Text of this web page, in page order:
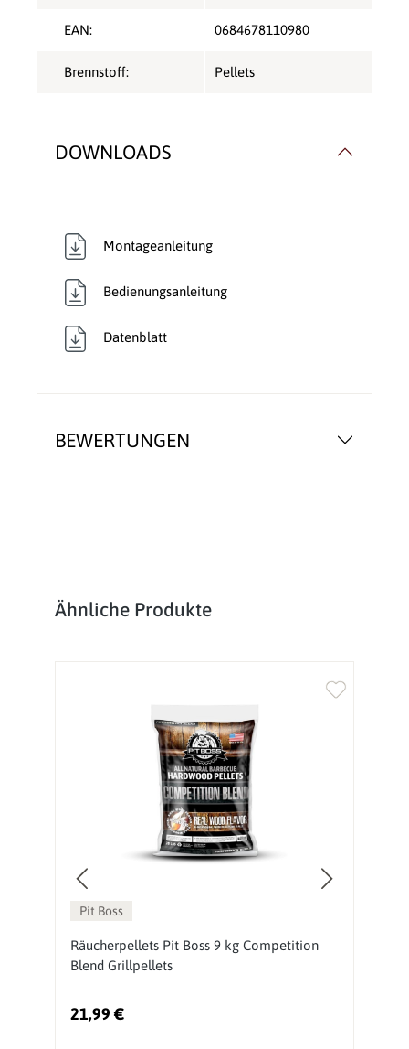
BEWERTUNGEN
EAN: 0684678110980
Brennstoff: Pellets
DOWNLOADS
Montageanleitung
Bedienungsanleitung
Datenblatt
Produktgalerie überspringen
Ähnliche Produkte
Pit Boss
Räucherpellets Pit Boss 9 kg Competition
Blend Grillpellets
21,99 €